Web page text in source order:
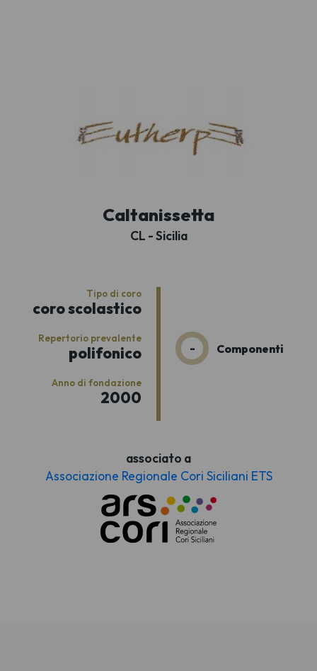
Caltanissetta
CL - Sicilia
Tipo di coro
coro scolastico
Repertorio prevalente
polifonico
Anno di fondazione
2000
- Componenti
associato a
Associazione Regionale Cori Siciliani ETS